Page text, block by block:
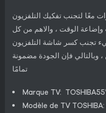
معًا لتجنب تفكيك التلفزيون
وإضاعة الوقت ، والاهم من كل
تجنب كسر شاشة التلفزيون
، وبالتالي فإن الجودة مضمونة
تمامًا
Marque TV:
Modèle de TV